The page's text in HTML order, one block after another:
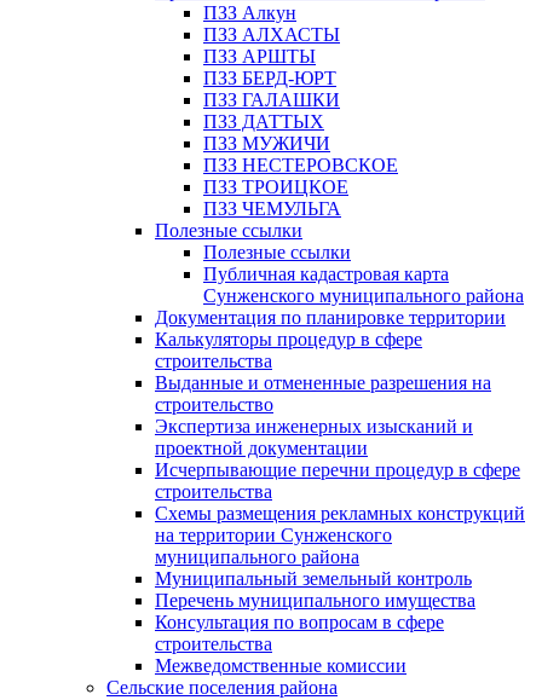
ПЗЗ Алкун
ПЗЗ АЛХАСТЫ
ПЗЗ АРШТЫ
ПЗЗ БЕРД-ЮРТ
ПЗЗ ГАЛАШКИ
ПЗЗ ДАТТЫХ
ПЗЗ МУЖИЧИ
ПЗЗ НЕСТЕРОВСКОЕ
ПЗЗ ТРОИЦКОЕ
ПЗЗ ЧЕМУЛЬГА
Полезные ссылки
Полезные ссылки
Публичная кадастровая карта
Сунженского муниципального района
Документация по планировке территории
Калькуляторы процедур в сфере
строительства
Выданные и отмененные разрешения на
строительство
Экспертиза инженерных изысканий и
проектной документации
Исчерпывающие перечни процедур в сфере
строительства
Схемы размещения рекламных конструкций
на территории Сунженского
муниципального района
Муниципальный земельный контроль
Перечень муниципального имущества
Консультация по вопросам в сфере
строительства
Межведомственные комиссии
Сельские поселения района